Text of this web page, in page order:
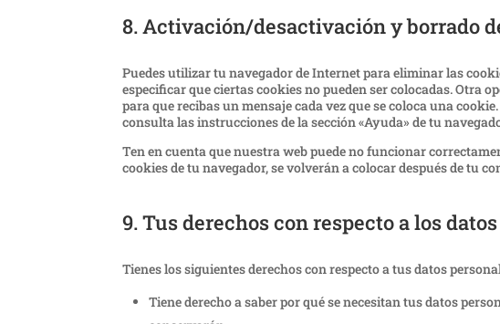
8. Activación/desactivación y borrado
Puedes utilizar tu navegador de Internet para eliminar las
especificar que ciertas cookies no pueden ser colocadas. Otra
para que recibas un mensaje cada vez que se coloca una
consulta las instrucciones de la sección «Ayuda» de tu
Ten en cuenta que nuestra web puede no funcionar
cookies de tu navegador, se volverán a colocar después de tu
9. Tus derechos con respecto a los
Tienes los siguientes derechos con respecto a tus datos
Tiene derecho a saber por qué se necesitan tus datos